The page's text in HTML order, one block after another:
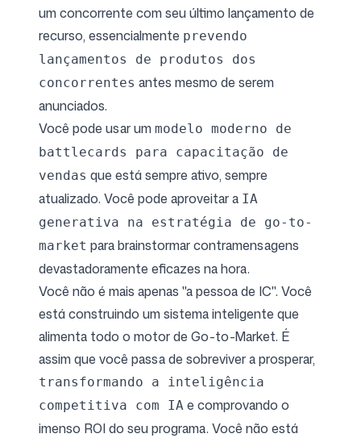
um concorrente com seu último lançamento de
recurso, essencialmente prevendo
lançamentos de produtos dos
concorrentes antes mesmo de serem
anunciados.
Você pode usar um modelo moderno de
battlecards para capacitação de
vendas que está sempre ativo, sempre
atualizado. Você pode aproveitar a IA
generativa na estratégia de go-to-
market para brainstormar contramensagens
devastadoramente eficazes na hora.
Você não é mais apenas "a pessoa de IC". Você
está construindo um sistema inteligente que
alimenta todo o motor de Go-to-Market. É
assim que você passa de sobreviver a prosperar,
transformando a inteligência
competitiva com IA e comprovando o
imenso ROI do seu programa. Você não está